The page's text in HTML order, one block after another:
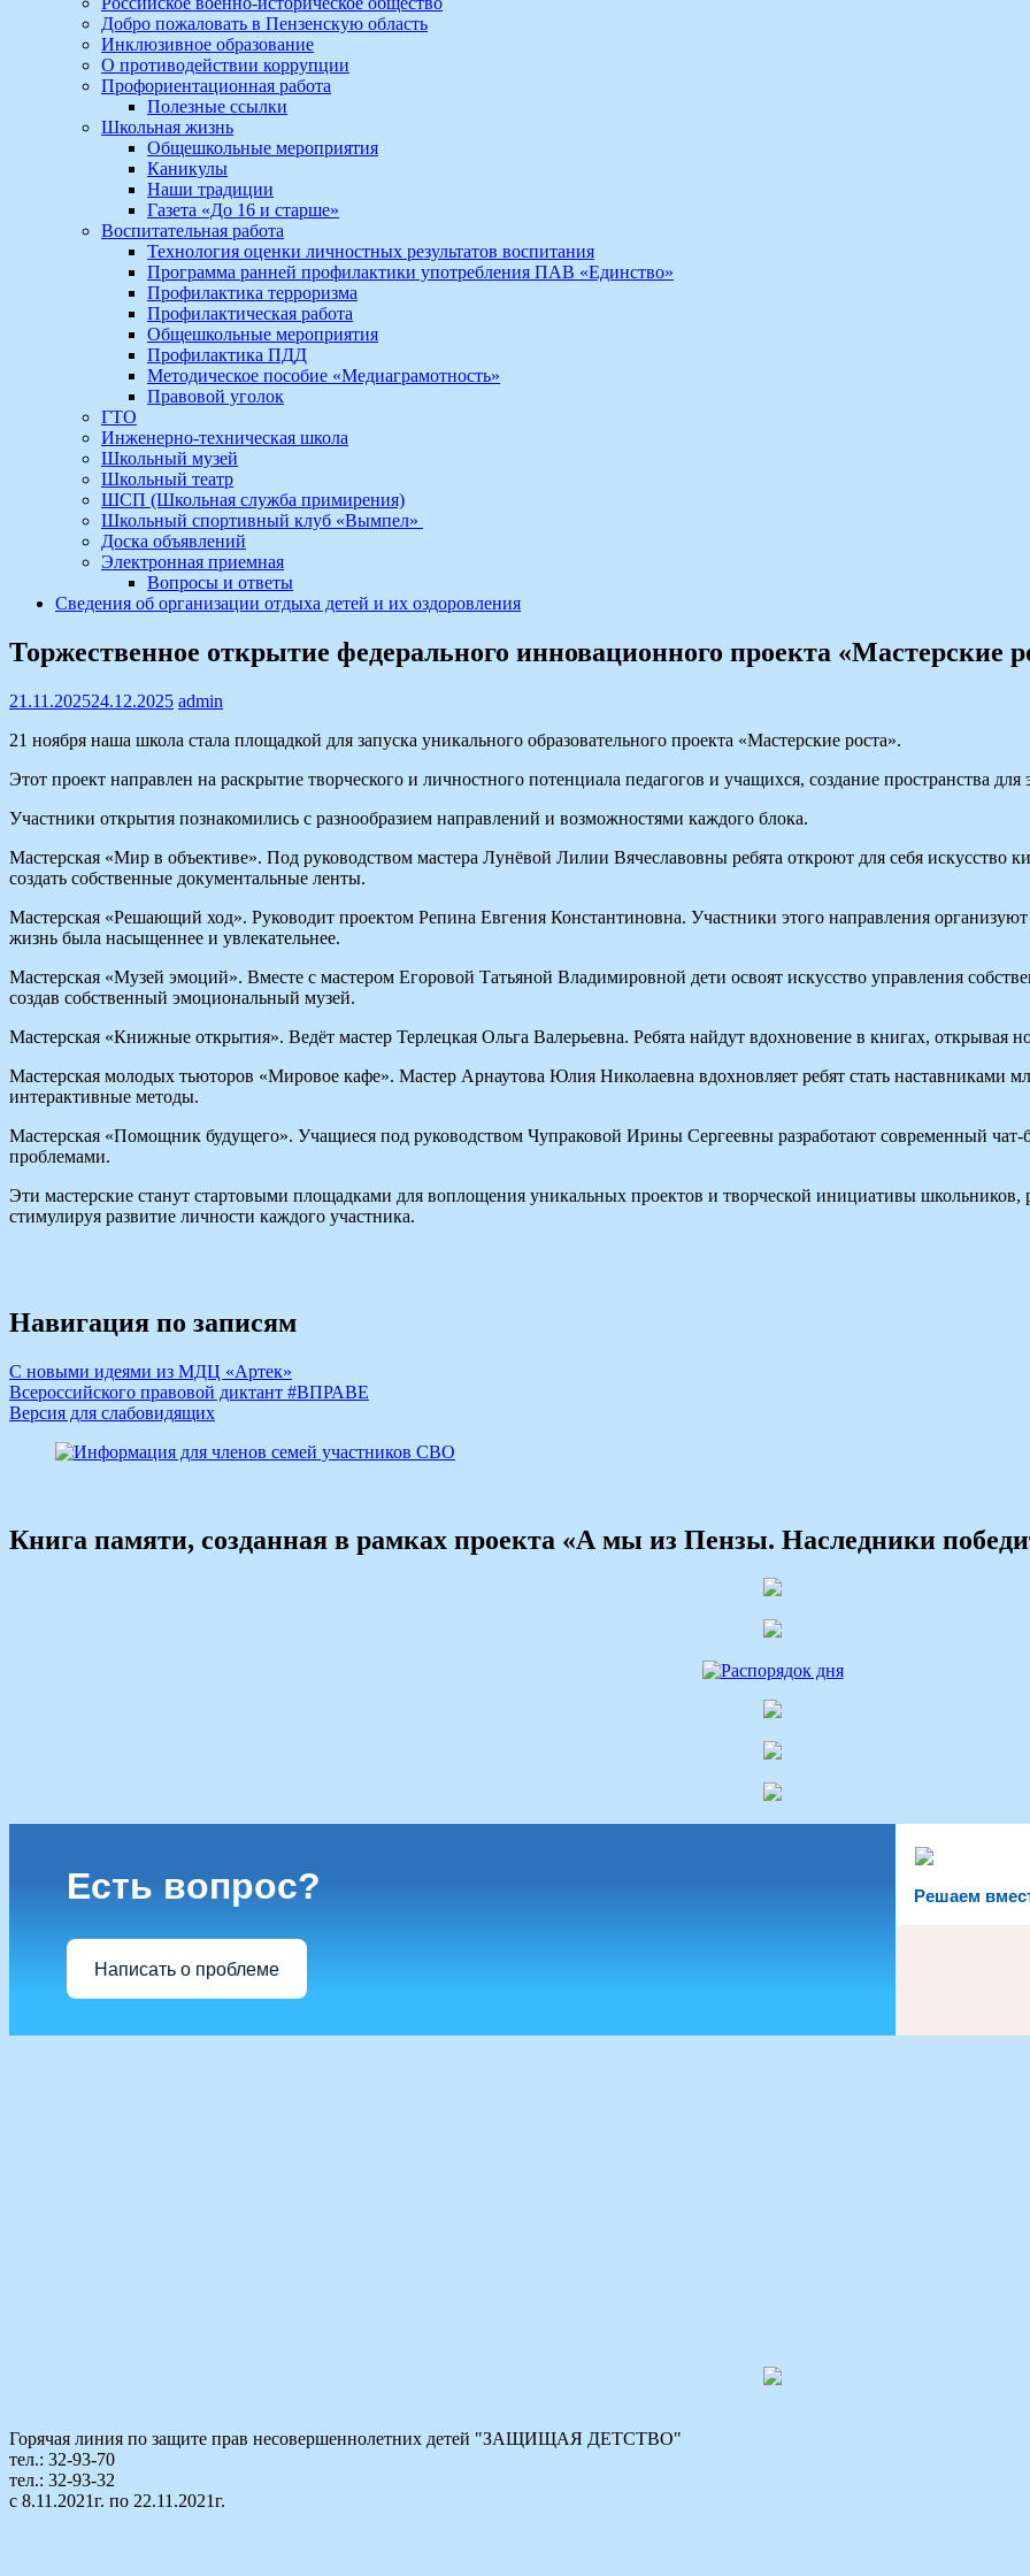
Добро пожаловать в Пензенскую область
Инклюзивное образование
О противодействии коррупции
Профориентационная работа
Полезные ссылки
Школьная жизнь
Общешкольные мероприятия
Каникулы
Наши традиции
Газета «До 16 и старше»
Воспитательная работа
Технология оценки личностных результатов воспитания
Программа ранней профилактики употребления ПАВ «Единство»
Профилактика терроризма
Профилактическая работа
Общешкольные мероприятия
Профилактика ПДД
Методическое пособие «Медиаграмотность»
Правовой уголок
ГТО
Инженерно-техническая школа
Школьный музей
Школьный театр
ШСП (Школьная служба примирения)
Школьный спортивный клуб «Вымпел»
Доска объявлений
Электронная приемная
Вопросы и ответы
Сведения об организации отдыха детей и их оздоровления
Торжественное открытие федерального инновационного проекта «Мастерские
21.11.202524.12.2025 admin
21 ноября наша школа стала площадкой для запуска уникального образовательного проекта «Мастерские роста».
Этот проект направлен на раскрытие творческого и личностного потенциала педагогов и учащихся, создание пространства
Участники открытия познакомились с разнообразием направлений и возможностями каждого блока.
Мастерская «Мир в объективе». Под руководством мастера Лунёвой Лилии Вячеславовны ребята откроют для себя искусство
создать собственные документальные ленты.
Мастерская «Решающий ход». Руководит проектом ‍Репина Евгения Константиновна. Участники этого направления
жизнь была насыщеннее и увлекательнее.
Мастерская «Музей эмоций». Вместе с мастером Егоровой Татьяной Владимировной дети освоят искусство управления
создав собственный эмоциональный музей.
Мастерская «Книжные открытия». Ведёт мастер Терлецкая Ольга Валерьевна. Ребята найдут вдохновение в книгах, открывая
Мастерская молодых тьюторов «Мировое кафе». Мастер Арнаутова Юлия Николаевна вдохновляет ребят стать наставниками
интерактивные методы.
Мастерская «Помощник будущего». Учащиеся под руководством Чупраковой Ирины Сергеевны разработают современный
проблемами.
Эти мастерские станут стартовыми площадками для воплощения уникальных проектов и творческой инициативы
стимулируя развитие личности каждого участника.
Навигация по записям
С новыми идеями из МДЦ «Артек»
Всероссийского правовой диктант #ВПРАВЕ
Версия для слабовидящих
Книга памяти, созданная в рамках проекта «А мы из Пензы. Наследники
Решаем
Есть вопрос?
Написать о проблеме
Горячая линия по защите прав несовершеннолетних детей "ЗАЩИЩАЯ ДЕТСТВО"
тел.: 32-93-70
тел.: 32-93-32
с 8.11.2021г. по 22.11.2021г.